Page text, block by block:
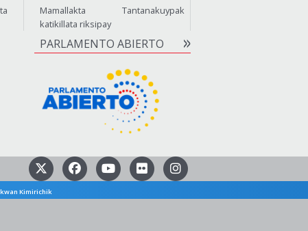
Mamallakta Tantanakuypak
katikillata riksipay
PARLAMENTO ABIERTO
Kimirichik